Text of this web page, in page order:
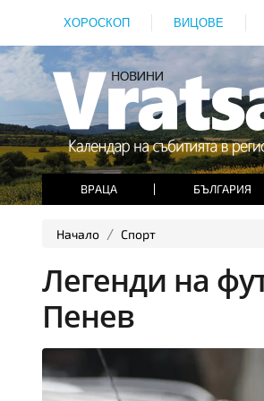
ХОРОСКОП ВИЦОВЕ
ВРАЦА БЪЛГАРИЯ
Начало Спорт
Легенди на
Пенев